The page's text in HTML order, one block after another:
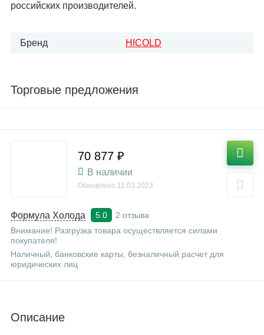
российских производителей.
Бренд HICOLD
Торговые предложения
Формула Холода 5.0
2 отзыва
Внимание! Разгрузка товара осуществляется силами
покупателя!
Наличный, банковские карты, безналичный расчет для
юридических лиц
70 877 ₽
В наличии
Обновлено 11.03.2023
Описание